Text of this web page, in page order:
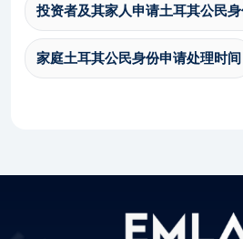
投资者及其家人申请土耳其公民
家庭土耳其公民身份申请处理时间